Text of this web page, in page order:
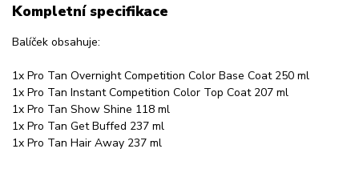
Kompletní specifikace
Balíček obsahuje:
1x Pro Tan Overnight Competition Color Base Coat 250 ml
1x Pro Tan Instant Competition Color Top Coat 207 ml
1x Pro Tan Show Shine 118 ml
1x Pro Tan Get Buffed 237 ml
1x Pro Tan Hair Away 237 ml